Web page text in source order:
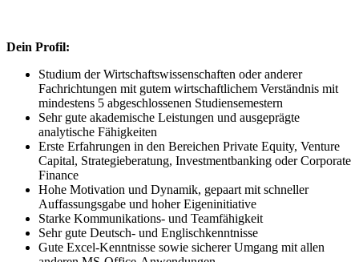
Dein Profil:
Studium der Wirtschaftswissenschaften oder anderer
Fachrichtungen mit gutem wirtschaftlichem Verständnis mit
mindestens 5 abgeschlossenen Studiensemestern
Sehr gute akademische Leistungen und ausgeprägte
analytische Fähigkeiten
Erste Erfahrungen in den Bereichen Private Equity, Venture
Capital, Strategieberatung, Investmentbanking oder Corporate
Finance
Hohe Motivation und Dynamik, gepaart mit schneller
Auffassungsgabe und hoher Eigeninitiative
Starke Kommunikations- und Teamfähigkeit
Sehr gute Deutsch- und Englischkenntnisse
Gute Excel-Kenntnisse sowie sicherer Umgang mit allen